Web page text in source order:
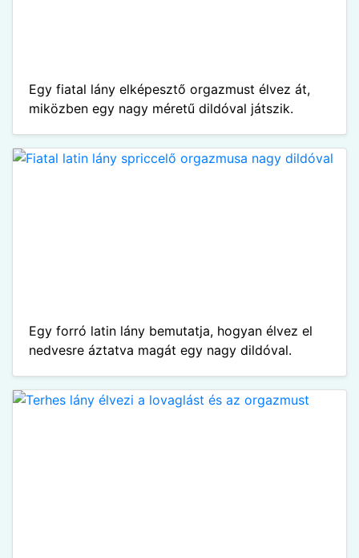
Egy fiatal lány elképesztő orgazmust élvez át,
miközben egy nagy méretű dildóval játszik.
Egy forró latin lány bemutatja, hogyan élvez el
nedvesre áztatva magát egy nagy dildóval.